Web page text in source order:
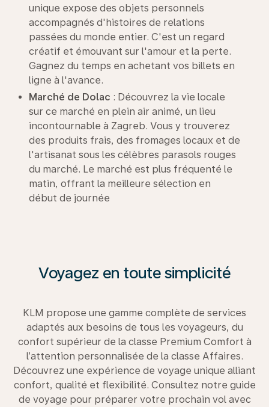
unique expose des objets personnels
accompagnés d'histoires de relations
passées du monde entier. C'est un regard
créatif et émouvant sur l'amour et la perte.
Gagnez du temps en achetant vos billets en
ligne à l'avance.
Marché de Dolac : Découvrez la vie locale
sur ce marché en plein air animé, un lieu
incontournable à Zagreb. Vous y trouverez
des produits frais, des fromages locaux et de
l'artisanat sous les célèbres parasols rouges
du marché. Le marché est plus fréquenté le
matin, offrant la meilleure sélection en
début de journée
Voyagez en toute simplicité
KLM propose une gamme complète de services
adaptés aux besoins de tous les voyageurs, du
confort supérieur de la classe Premium Comfort à
l’attention personnalisée de la classe Affaires.
Découvrez une expérience de voyage unique alliant
confort, qualité et flexibilité. Consultez notre guide
de voyage pour préparer votre prochain vol avec